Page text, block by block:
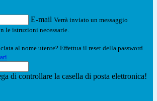
E-mail Verrà inviato un messaggio
le istruzioni necessarie.
al nome utente? Effettua il reset della password
di controllare la casella di posta elettronica!